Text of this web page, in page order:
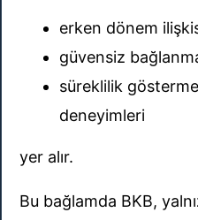
erken dönem
güvensiz
süreklilik
deneyimleri
yer alır.
Bu bağlamda BKB,